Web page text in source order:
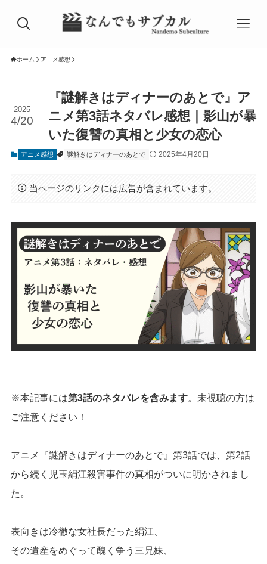
ホーム アニメ感想
『謎解きはディナーのあとで』ア
ニメ第3話ネタバレ感想｜影山が暴
いた復讐の真相と少女の恋心
2025
4/20
アニメ感想 謎解きはディナーのあとで 2025年4月20日
当ページのリンクには広告が含まれています。
※本記事には第3話のネタバレを含みます。未視聴の方は
ご注意ください！
アニメ『謎解きはディナーのあとで』第3話では、第2話
から続く児玉絹江殺害事件の真相がついに明かされまし
た。
表向きは冷徹な女社長だった絹江、
その遺産をめぐって醜く争う三兄妹、